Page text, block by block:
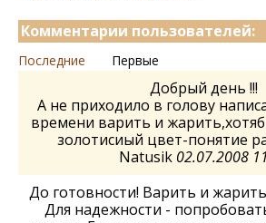
Комментарии пользователей:
Последние Первые
Добрый день !!!
А не приходило в голову
времени варить и
золотисиый цвет-понятие
Natusik 02.07.2008
До готовности! Варить и
Для надежности -